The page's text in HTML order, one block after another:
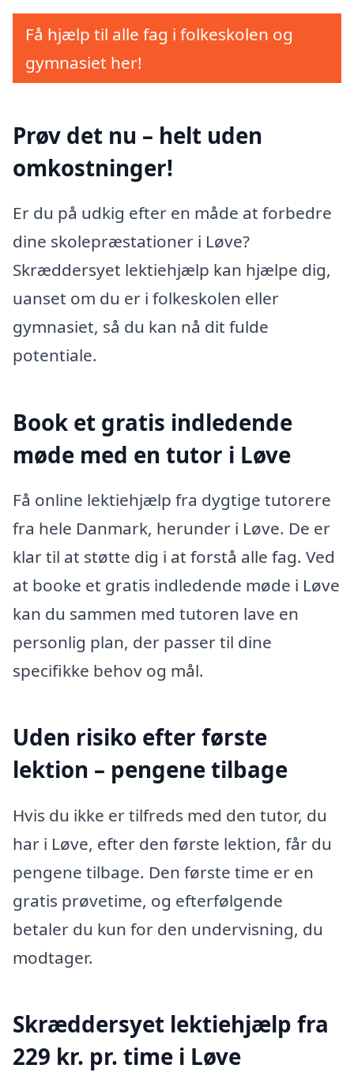
Få hjælp til alle fag i folkeskolen og
gymnasiet her!
Prøv det nu – helt uden
omkostninger!
Er du på udkig efter en måde at forbedre
dine skolepræstationer i Løve?
Skræddersyet lektiehjælp kan hjælpe dig,
uanset om du er i folkeskolen eller
gymnasiet, så du kan nå dit fulde
potentiale.
Book et gratis indledende
møde med en tutor i Løve
Få online lektiehjælp fra dygtige tutorere
fra hele Danmark, herunder i Løve. De er
klar til at støtte dig i at forstå alle fag. Ved
at booke et gratis indledende møde i Løve
kan du sammen med tutoren lave en
personlig plan, der passer til dine
specifikke behov og mål.
Uden risiko efter første
lektion – pengene tilbage
Hvis du ikke er tilfreds med den tutor, du
har i Løve, efter den første lektion, får du
pengene tilbage. Den første time er en
gratis prøvetime, og efterfølgende
betaler du kun for den undervisning, du
modtager.
Skræddersyet lektiehjælp fra
229 kr. pr. time i Løve